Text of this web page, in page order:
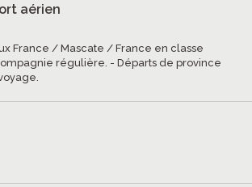
aérien
France / Mascate / France en classe
régulière. - Départs de province